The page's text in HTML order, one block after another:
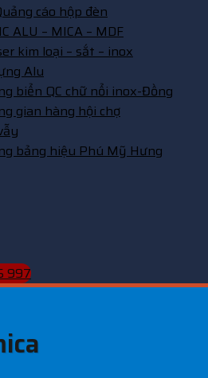
cáo hộp đèn
ALU – MICA – MDF
kim loại – sắt – inox
Alu
biển QC chữ nổi inox-Đồng
gian hàng hội chợ
bảng hiệu Phú Mỹ Hưng
997